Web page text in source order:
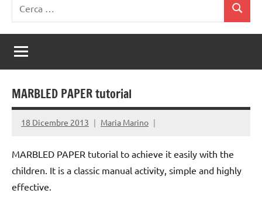
per:
Cerca
MARBLED PAPER tutorial
18 Dicembre 2013 Maria Marino
MARBLED PAPER tutorial to achieve it easily with the
children. It is a classic manual activity, simple and highly
effective.